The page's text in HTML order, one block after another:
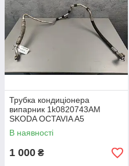
Трубка кондиціонера
випарник 1k0820743AM
SKODA OCTAVIA A5
В наявності
1 000 ₴